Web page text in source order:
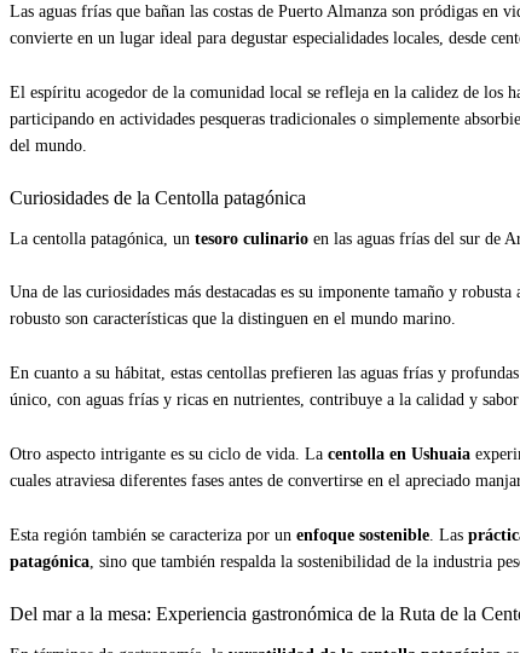
Las aguas frías que bañan las costas de Puerto Almanza son pródigas
convierte en un lugar ideal para degustar especialidades locales, desde
El espíritu acogedor de la comunidad local se refleja en la calidez de los
participando en actividades pesqueras tradicionales o simplemente
del mundo.
Curiosidades de la Centolla patagónica
La centolla patagónica, un tesoro culinario en las aguas frías del sur de
Una de las curiosidades más destacadas es su imponente tamaño y
robusto son características que la distinguen en el mundo marino.
En cuanto a su hábitat, estas centollas prefieren las aguas frías y
único, con aguas frías y ricas en nutrientes, contribuye a la calidad y
Otro aspecto intrigante es su ciclo de vida. La centolla en Ushuaia
cuales atraviesa diferentes fases antes de convertirse en el apreciado
Esta región también se caracteriza por un enfoque sostenible. Las
patagónica, sino que también respalda la sostenibilidad de la industria
Del mar a la mesa: Experiencia gastronómica de la Ruta de la